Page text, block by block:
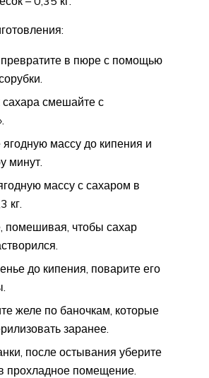
в пюре с помощью
смешайте с
ягодную массу до кипения и
минут.
массу с сахаром в
кг.
помешивая, чтобы сахар
до кипения, поварите его
желе по баночкам, которые
заранее.
после остывания уберите
прохладное помещение.